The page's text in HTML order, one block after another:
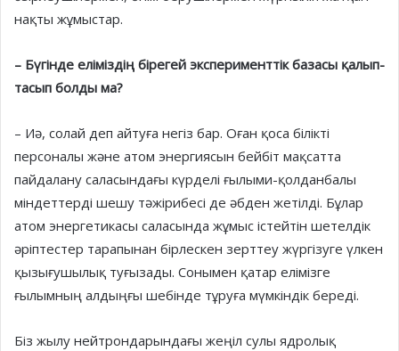
нақты жұмыстар.
– Бүгінде еліміздің бірегей экс­пери­менттік базасы қалып­
тасып болды ма?
– Иә, солай деп айтуға негіз бар. Оған қоса білікті
персоналы және атом энергиясын бейбіт мақсатта
пайдалану саласындағы күрделі ғылыми-қолданбалы
міндеттерді шешу тәжірибесі де әбден жетілді. Бұлар
атом энергетикасы саласында жұмыс істейтін шетелдік
әріптестер тарапынан бірлескен зерттеу жүргізуге үлкен
қызығушылық туғызады. Сонымен қатар елі­мізге
ғылымның алдыңғы шебін­де тұруға мүмкіндік береді.
Біз жылу нейтрондарындағы жеңіл сулы ядролық